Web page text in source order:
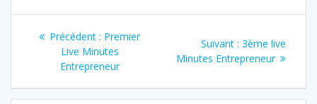
Navigation
l’article
Précédent : Article
précédent
:
Premier
Live Minutes
Entrepreneur
Suivant : Article
suivant
3ème live
Minutes Entrepreneur